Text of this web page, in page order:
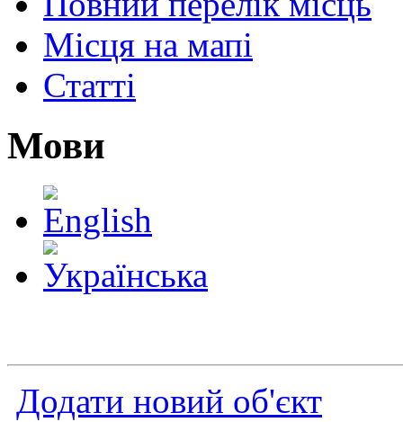
Місця на мапі
Статті
Мови
Додати новий об'єкт